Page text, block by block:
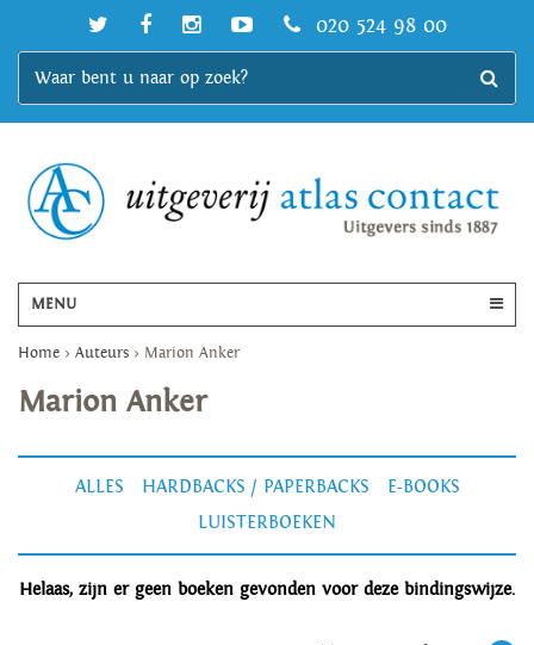
020 524 98 00
MENU
Home > Auteurs > Marion Anker
Marion Anker
ALLES HARDBACKS / PAPERBACKS
E-BOOKS
LUISTERBOEKEN
Helaas, zijn er geen boeken gevonden voor deze bindingswijze.